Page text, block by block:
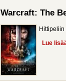
Warcraft: The
Lue